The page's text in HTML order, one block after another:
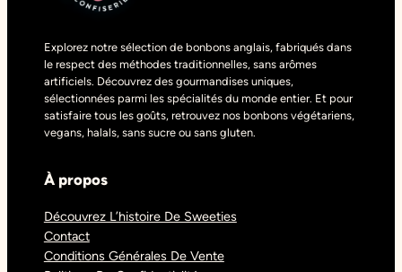
Explorez notre sélection de bonbons anglais, fabriqués dans
le respect des méthodes traditionnelles, sans arômes
artificiels. Découvrez des gourmandises uniques,
sélectionnées parmi les spécialités du monde entier. Et pour
satisfaire tous les goûts, retrouvez nos bonbons végétariens,
vegans, halals, sans sucre ou sans gluten.
À propos
Découvrez L’histoire De Sweeties
Contact
Conditions Générales De Vente